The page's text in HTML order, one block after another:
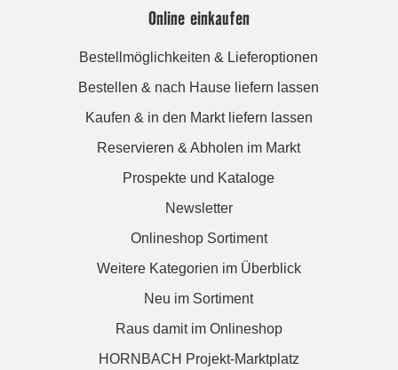
Online einkaufen
Bestellmöglichkeiten & Lieferoptionen
Bestellen & nach Hause liefern lassen
Kaufen & in den Markt liefern lassen
Reservieren & Abholen im Markt
Prospekte und Kataloge
Newsletter
Onlineshop Sortiment
Weitere Kategorien im Überblick
Neu im Sortiment
Raus damit im Onlineshop
HORNBACH Projekt-Marktplatz